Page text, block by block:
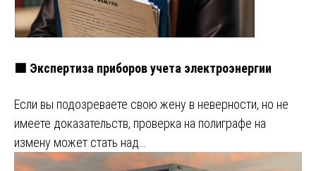
🟩 Экспертиза приборов учета электроэнергии
Если вы подозреваете свою жену в неверности, но не
имеете доказательств, проверка на полиграфе на
измену может стать над…